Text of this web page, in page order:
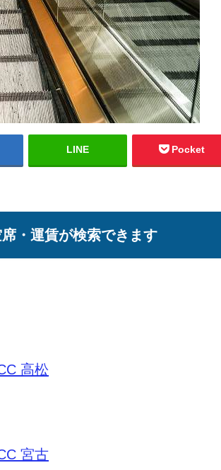
LINE Pocket
・運賃が検索できます
高松
宮古